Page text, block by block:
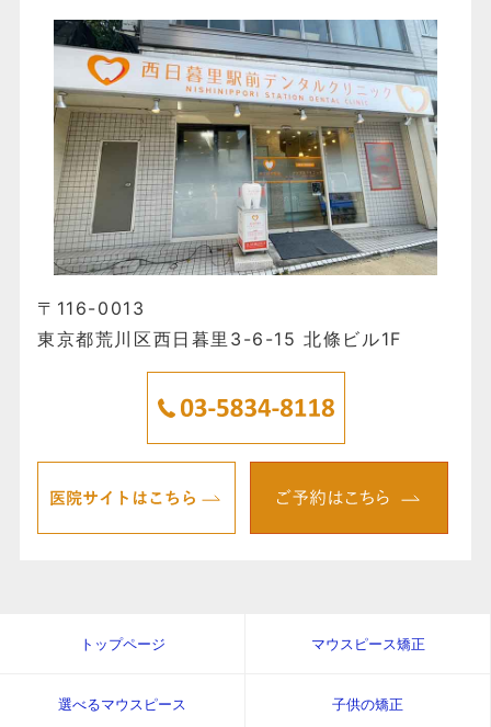
〒116-0013
東京都荒川区西日暮里3-6-15 北條ビル1F
トップページ マウスピース矯正
選べるマウスピース 子供の矯正